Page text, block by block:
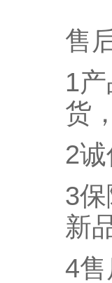
售
1
货
2
3
新
4